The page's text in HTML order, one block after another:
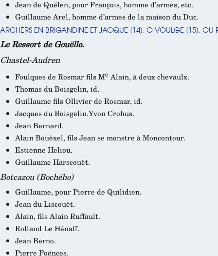
Jean de Quélen, pour François, homme d’armes, etc.
Guillaume Arel, homme d’armes de la maison du Duc.
ARCHERS EN BRIGANDINE ET JACQUE [14], O VOULGE [15], OU
Le Ressort de Gouëllo.
Chastel-Audren
Foulques de Rosmar fils Me Alain, à deux chevaulx.
Thomas du Boisgelin, id.
Guillaume fils Ollivier de Rosmar, id.
Jacques du Boisgelin.Yvon Crohus.
Jean Bernard.
Alain Bouëxel, fils Jean se monstre à Moncontour.
Estienne Heliou.
Guillaume Harscouët.
Botcazou (Bochého)
Guillaume, pour Pierre de Quilidien.
Jean du Liscouët.
Alain, fils Alain Ruffault.
Rolland Le Hénaff.
Jean Berno.
Pierre Poënces.